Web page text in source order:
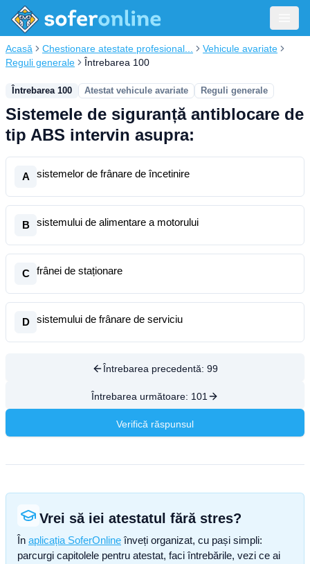
Acasă Chestionare atestate profesional...
Vehicule avariate
Reguli generale
Întrebarea 100
Întrebarea 100 Atestat vehicule avariate Reguli generale
Sistemele de siguranță antiblocare de
tip ABS intervin asupra:
A sistemelor de frânare de încetinire
B sistemului de alimentare a motorului
C frânei de staționare
D sistemului de frânare de serviciu
Întrebarea precedentă: 99
Întrebarea următoare: 101
Verifică răspunsul
Vrei să iei atestatul fără stres?
În aplicația SoferOnline înveți organizat, cu pași simpli:
parcurgi capitolele pentru atestat, faci întrebările, vezi ce ai